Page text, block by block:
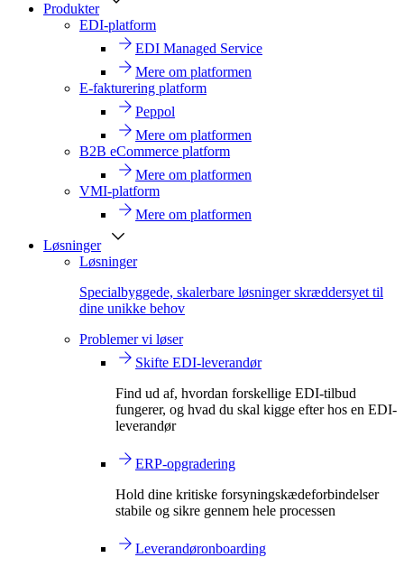
Produkter
EDI-platform
EDI Managed Service
Mere om platformen
E-fakturering platform
Peppol
Mere om platformen
B2B eCommerce platform
Mere om platformen
VMI-platform
Mere om platformen
Løsninger
Løsninger
Specialbyggede, skalerbare løsninger skræddersyet til
dine unikke behov
Problemer vi løser
Skifte EDI-leverandør
Find ud af, hvordan forskellige EDI-tilbud
fungerer, og hvad du skal kigge efter hos en EDI-
leverandør
ERP-opgradering
Hold dine kritiske forsyningskædeforbindelser
stabile og sikre gennem hele processen
Leverandøronboarding